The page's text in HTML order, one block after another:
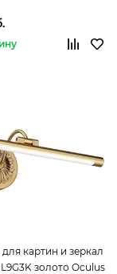
картин и зеркал
золото Oculus